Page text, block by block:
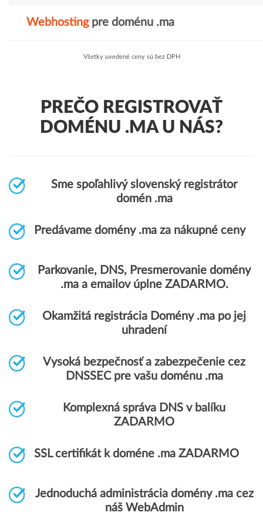
Webhostingpre doménu .ma
Všetky uvedené ceny sú bez DPH
PREČO REGISTROVAŤ
DOMÉNU .MA U NÁS?
Sme spoľahlivý slovenský registrátor
domén .ma
Predávame domény .ma za nákupné ceny
Parkovanie, DNS, Presmerovanie domény
.ma a emailov úplne ZADARMO.
Okamžitá registrácia Domény .ma po jej
uhradení
Vysoká bezpečnosť a zabezpečenie cez
DNSSEC pre vašu doménu .ma
Komplexná správa DNS v balíku
ZADARMO
SSL certifikát k doméne .ma ZADARMO
Jednoduchá administrácia domény .ma cez
náš WebAdmin